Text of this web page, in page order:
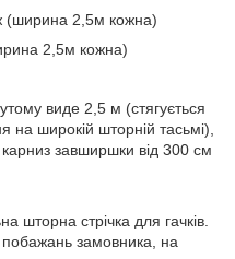
2,5м кожна)
2,5м кожна)
виде 2,5 м (стягується
на широкій шторній тасьмі),
завширшки від 300 см
шторна стрічка для гачків.
замовника, на